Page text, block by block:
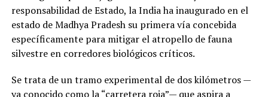
responsabilidad de Estado, la India ha inaugurado en el
estado de Madhya Pradesh su primera vía concebida
específicamente para mitigar el atropello de fauna
silvestre en corredores biológicos críticos.
Se trata de un tramo experimental de dos kilómetros —
ya conocido como la “carretera roja”— que aspira a